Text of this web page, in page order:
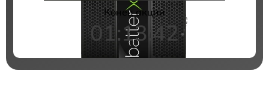
Конец акции
01:13:41